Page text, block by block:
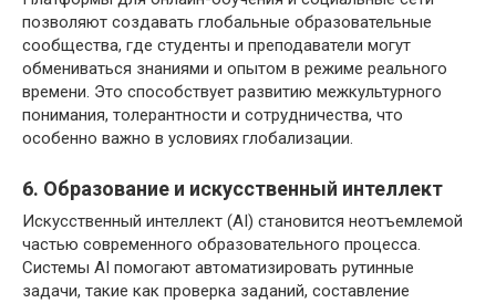
позволяют создавать глобальные образовательные
сообщества, где студенты и преподаватели могут
обмениваться знаниями и опытом в режиме реального
времени. Это способствует развитию межкультурного
понимания, толерантности и сотрудничества, что
особенно важно в условиях глобализации.
6. Образование и искусственный интеллект
Искусственный интеллект (AI) становится неотъемлемой
частью современного образовательного процесса.
Системы AI помогают автоматизировать рутинные
задачи, такие как проверка заданий, составление